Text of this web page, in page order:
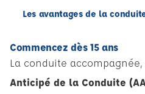
Les avantages de la
Commencez dès 15 ans
La conduite accompagnée,
Anticipé de la Conduite